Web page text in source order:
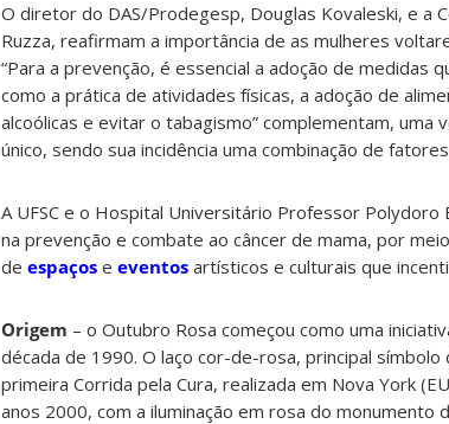
O diretor do DAS/Prodegesp, Douglas Kovaleski, e a
Ruzza, reafirmam a importância de as mulheres
“Para a prevenção, é essencial a adoção de medidas
como a prática de atividades físicas, a adoção de
alcoólicas e evitar o tabagismo” complementam,
único, sendo sua incidência uma combinação de
A UFSC e o Hospital Universitário Professor Polydoro
na prevenção e combate ao câncer de mama, por
de espaços e eventos artísticos e culturais que
Origem – o Outubro Rosa começou como uma
década de 1990. O laço cor-de-rosa, principal
primeira Corrida pela Cura, realizada em Nova York
anos 2000, com a iluminação em rosa do monumento